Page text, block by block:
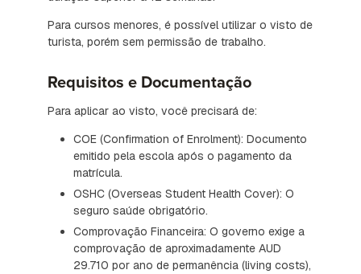
Para cursos menores, é possível utilizar o visto de
turista, porém sem permissão de trabalho.
Requisitos e Documentação
Para aplicar ao visto, você precisará de:
COE (Confirmation of Enrolment): Documento
emitido pela escola após o pagamento da
matrícula.
OSHC (Overseas Student Health Cover): O
seguro saúde obrigatório.
Comprovação Financeira: O governo exige a
comprovação de aproximadamente AUD
29.710 por ano de permanência (living costs),